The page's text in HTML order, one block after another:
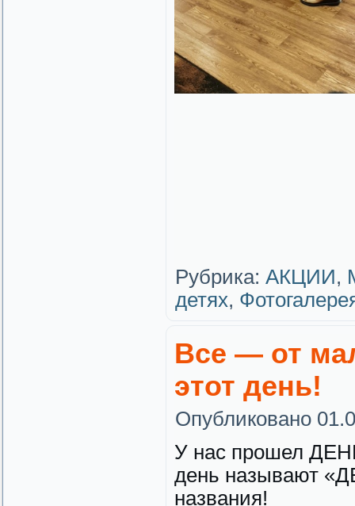
Рубрика: АКЦИИ,
детях,
Все — от
этот день!
Опубликовано
У нас прошел
день называют
названия!